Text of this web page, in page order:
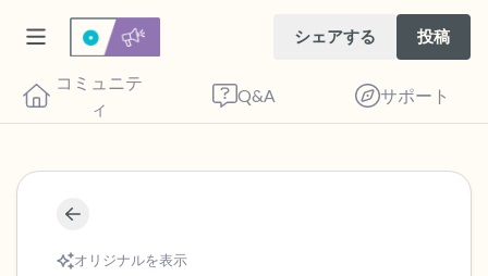
シェアする 投稿
コミュニテ
ィ
Q&A サポート
オリジナルを表示
座り心地の良い場所を見つけてください。
目を軽く閉じて、深呼吸を数回します。鼻